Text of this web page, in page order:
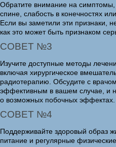
Обратите внимание на симптомы,
спине, слабость в конечностях
Если вы заметили эти признаки,
как это может быть признаком
СОВЕТ №3
Изучите доступные методы
включая хирургическое
радиотерапию. Обсудите с
эффективным в вашем случае, и
о возможных побочных эффектах.
СОВЕТ №4
Поддерживайте здоровый образ
питание и регулярные